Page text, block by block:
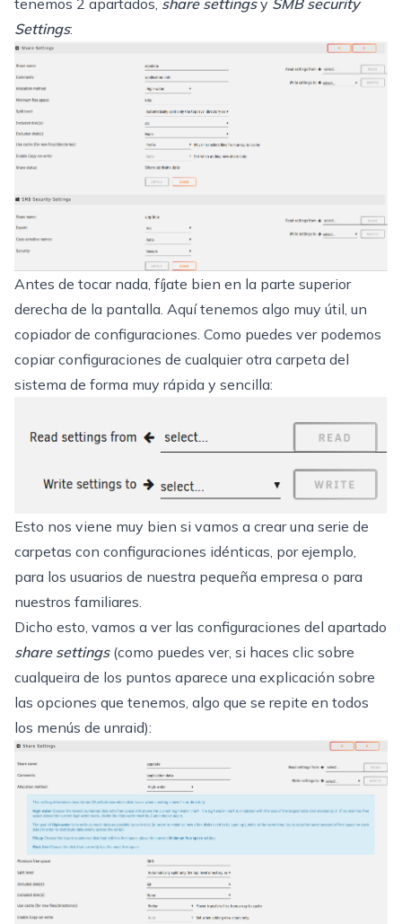
tenemos 2 apartados, share settingsy SMB security
Settings:
Antes de tocar nada, fíjate bien en la parte superior
derecha de la pantalla. Aquí tenemos algo muy útil, un
copiador de configuraciones. Como puedes ver podemos
copiar configuraciones de cualquier otra carpeta del
sistema de forma muy rápida y sencilla:
Esto nos viene muy bien si vamos a crear una serie de
carpetas con configuraciones idénticas, por ejemplo,
para los usuarios de nuestra pequeña empresa o para
nuestros familiares.
Dicho esto, vamos a ver las configuraciones del apartado
share settings(como puedes ver, si haces clic sobre
cualqueira de los puntos aparece una explicación sobre
las opciones que tenemos, algo que se repite en todos
los menús de unraid):